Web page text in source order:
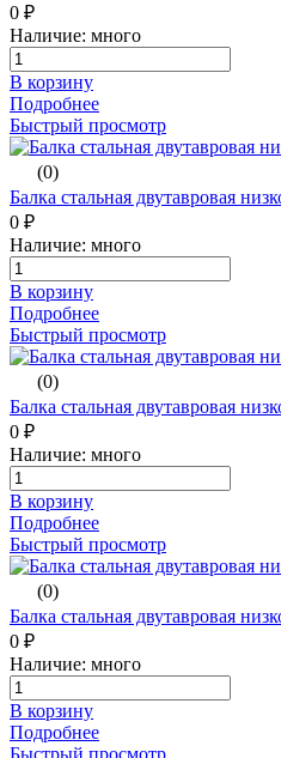
0 ₽
Наличие: много
В корзину
Подробнее
Быстрый просмотр
(0)
Балка стальная двутавровая
0 ₽
Наличие: много
В корзину
Подробнее
Быстрый просмотр
(0)
Балка стальная двутавровая
0 ₽
Наличие: много
В корзину
Подробнее
Быстрый просмотр
(0)
Балка стальная двутавровая
0 ₽
Наличие: много
В корзину
Подробнее
Быстрый просмотр